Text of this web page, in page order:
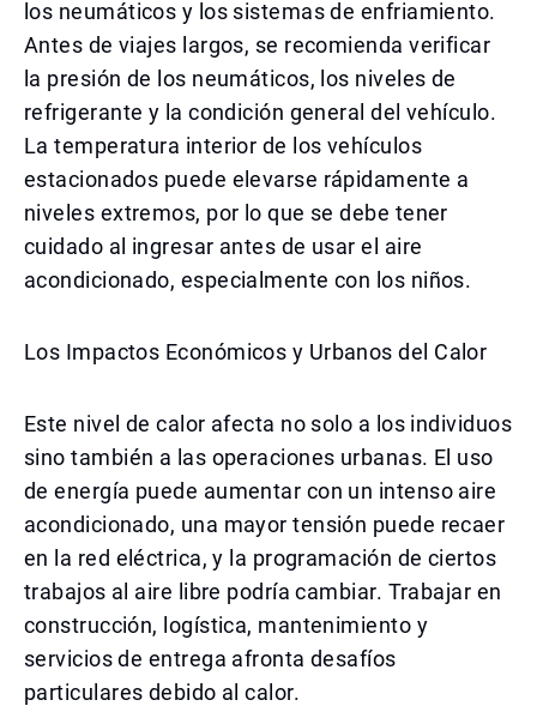
los neumáticos y los sistemas de enfriamiento.
Antes de viajes largos, se recomienda verificar
la presión de los neumáticos, los niveles de
refrigerante y la condición general del vehículo.
La temperatura interior de los vehículos
estacionados puede elevarse rápidamente a
niveles extremos, por lo que se debe tener
cuidado al ingresar antes de usar el aire
acondicionado, especialmente con los niños.
Los Impactos Económicos y Urbanos del Calor
Este nivel de calor afecta no solo a los individuos
sino también a las operaciones urbanas. El uso
de energía puede aumentar con un intenso aire
acondicionado, una mayor tensión puede recaer
en la red eléctrica, y la programación de ciertos
trabajos al aire libre podría cambiar. Trabajar en
construcción, logística, mantenimiento y
servicios de entrega afronta desafíos
particulares debido al calor.